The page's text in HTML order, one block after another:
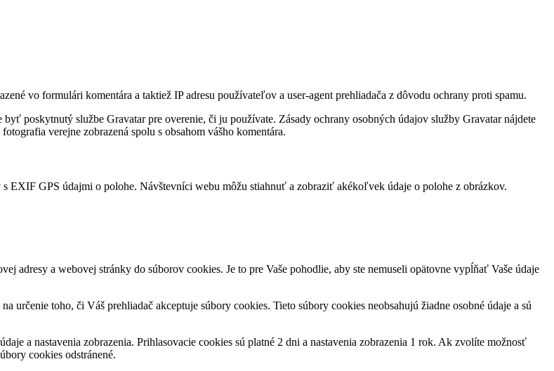
vo formulári komentára a taktiež IP adresu používateľov a user-agent prehliadača z dôvodu ochrany proti spamu.
poskytnutý službe Gravatar pre overenie, či ju používate. Zásady ochrany osobných údajov služby Gravatar nájdete
verejne zobrazená spolu s obsahom vášho komentára.
EXIF GPS údajmi o polohe. Návštevníci webu môžu stiahnuť a zobraziť akékoľvek údaje o polohe z obrázkov.
adresy a webovej stránky do súborov cookies. Je to pre Vaše pohodlie, aby ste nemuseli opätovne vypĺňať Vaše údaje
určenie toho, či Váš prehliadač akceptuje súbory cookies. Tieto súbory cookies neobsahujú žiadne osobné údaje a sú
a nastavenia zobrazenia. Prihlasovacie cookies sú platné 2 dni a nastavenia zobrazenia 1 rok. Ak zvolíte možnosť
cookies odstránené.